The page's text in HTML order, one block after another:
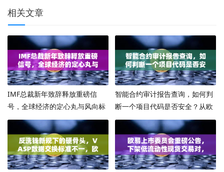
相关文章
IMF总裁新年致辞释放重磅信
号，全球经济的定心丸与风向标
智能合约审计报告查询，如何判
断一个项目代码是否安全？从欧
易交易所视角看链上安全必修课